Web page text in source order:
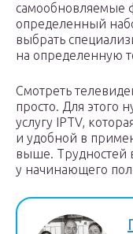
самообновляемые
определенный
выбрать
на определенную
Смотреть
просто. Для этого
услугу IPTV,
и удобной в
выше. Трудностей
у начинающего